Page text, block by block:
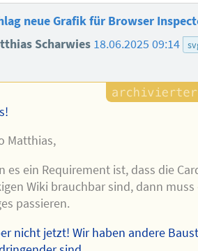
neue Grafik für Browser
Scharwies 18.06.2025 09:14
Matthias,
es ein Requirement ist, dass die
Wiki brauchbar sind, dann muss
passieren.
nicht jetzt! Wir haben andere